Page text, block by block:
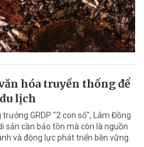
hóa truyền thống để
lịch
GRDP "2 con số", Lâm Đồng
sản cần bảo tồn mà còn là nguồn
và động lực phát triển bền vững.